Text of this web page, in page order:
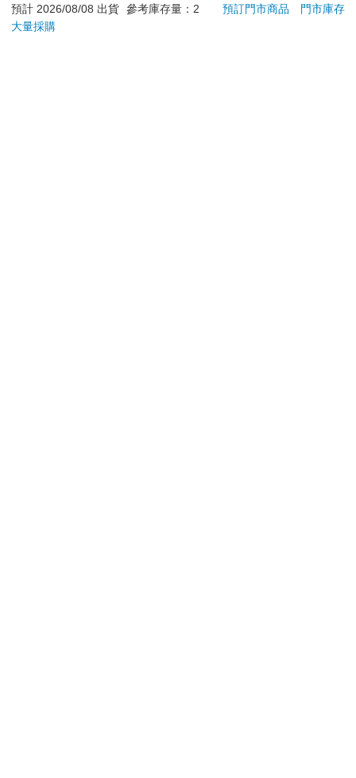
退換貨須知：
**提醒您，鑑賞期不等於試用期，退回商品須為全新狀態**
預計 2026/08/08 出貨 參考庫存量：2 預訂門市商品
門市庫存
大量採購